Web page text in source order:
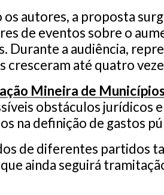
os autores, a proposta
de eventos sobre o
Durante a audiência,
cresceram até quatro
Mineira de Municípios
obstáculos jurídicos
na definição de gastos
de diferentes partidos
ainda seguirá